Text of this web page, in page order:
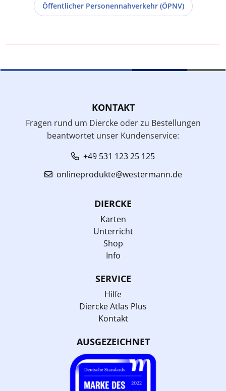
Öffentlicher Personennahverkehr (ÖPNV)
KONTAKT
Fragen rund um Diercke oder zu Bestellungen
beantwortet unser Kundenservice:
+49 531 123 25 125
onlineprodukte@westermann.de
DIERCKE
Karten
Unterricht
Shop
Info
SERVICE
Hilfe
Diercke Atlas Plus
Kontakt
AUSGEZEICHNET